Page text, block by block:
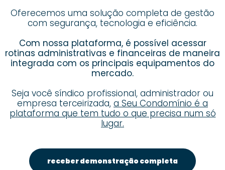
Oferecemos uma solução completa de gestão
com segurança, tecnologia e eficiência.
Com nossa plataforma, é possível acessar
rotinas administrativas e financeiras de maneira
integrada com os principais equipamentos do
mercado.
Seja você síndico profissional, administrador ou
empresa terceirizada, a Seu Condomínio é a
plataforma que tem tudo o que precisa num só
lugar.
receber demonstração completa